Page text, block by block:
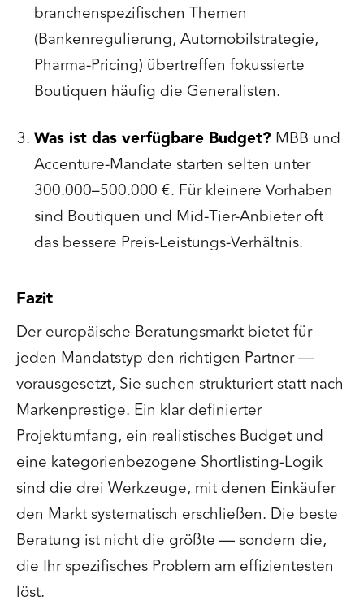
branchenspezifischen Themen
(Bankenregulierung, Automobilstrategie,
Pharma-Pricing) übertreffen fokussierte
Boutiquen häufig die Generalisten.
Was ist das verfügbare Budget? MBB und
Accenture-Mandate starten selten unter
300.000–500.000 €. Für kleinere Vorhaben
sind Boutiquen und Mid-Tier-Anbieter oft
das bessere Preis-Leistungs-Verhältnis.
Fazit
Der europäische Beratungsmarkt bietet für
jeden Mandatstyp den richtigen Partner —
vorausgesetzt, Sie suchen strukturiert statt nach
Markenprestige. Ein klar definierter
Projektumfang, ein realistisches Budget und
eine kategorienbezogene Shortlisting-Logik
sind die drei Werkzeuge, mit denen Einkäufer
den Markt systematisch erschließen. Die beste
Beratung ist nicht die größte — sondern die,
die Ihr spezifisches Problem am effizientesten
löst.